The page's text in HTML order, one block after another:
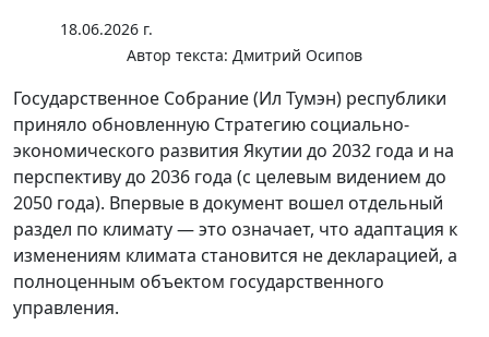
18.06.2026 г.
Автор текста: Дмитрий Осипов
Государственное Cобрание (Ил Тумэн) республики
приняло обновленную Стратегию социально-
экономического развития Якутии до 2032 года и на
перспективу до 2036 года (с целевым видением до
2050 года). Впервые в документ вошел отдельный
раздел по климату — это означает, что адаптация к
изменениям климата становится не декларацией, а
полноценным объектом государственного
управления.